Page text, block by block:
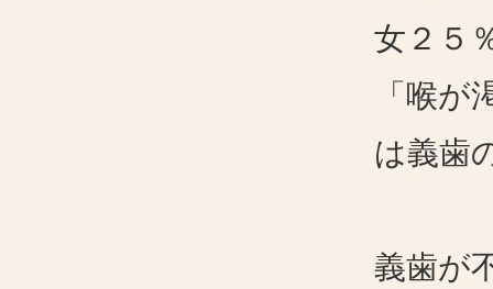
女２５
「喉
は義歯
義歯が